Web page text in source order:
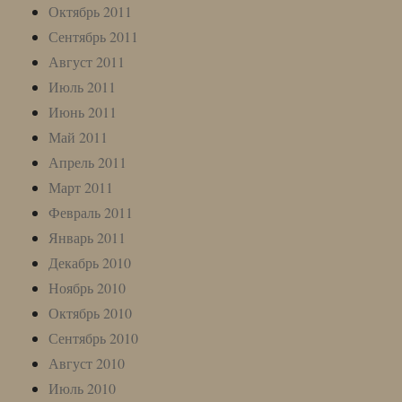
Октябрь 2011
Сентябрь 2011
Август 2011
Июль 2011
Июнь 2011
Май 2011
Апрель 2011
Март 2011
Февраль 2011
Январь 2011
Декабрь 2010
Ноябрь 2010
Октябрь 2010
Сентябрь 2010
Август 2010
Июль 2010